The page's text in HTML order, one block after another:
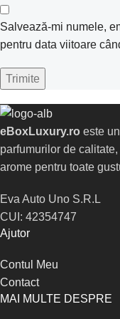
Salvează-mi numele,
pentru data viitoare
eBoxLuxury.ro este
parfumurilor de
arome pentru toate
Eva Auto Uno S.R.L
CUI: 42354747
Ajutor
Contul Meu
Contact
MAI MULTE DESPRE